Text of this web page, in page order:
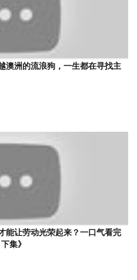
澳洲的流浪狗，一生都在寻找主
能让劳动光荣起来？一口气看完
集》